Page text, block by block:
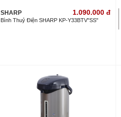
SHARP 1.090.000 đ
Bình Thuỷ Điện SHARP KP-Y33BTV"SS"